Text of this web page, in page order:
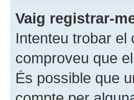
Vaig registrar-
Intenteu trobar el
comproveu que
És possible que